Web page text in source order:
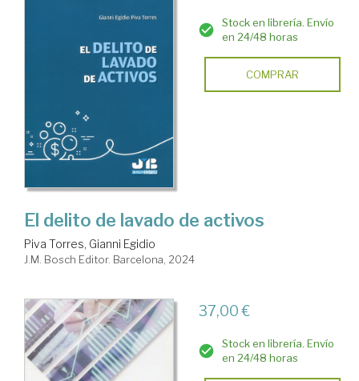
Stock en librería. Envío
en 24/48 horas
COMPRAR
El delito de lavado de activos
Piva Torres, Gianni Egidio
J.M. Bosch Editor. Barcelona, 2024
37,00 €
Stock en librería. Envío
en 24/48 horas